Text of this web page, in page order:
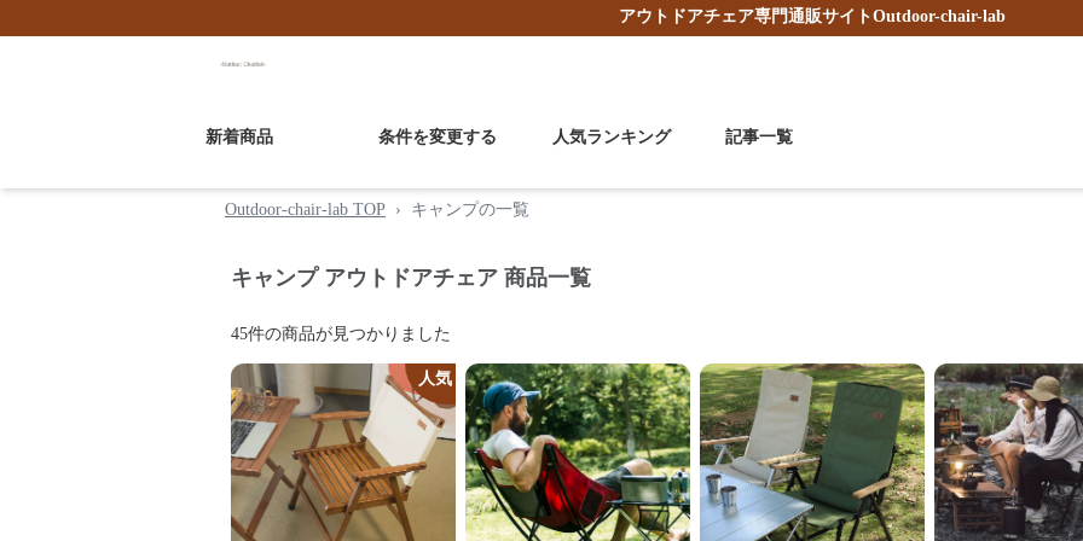
アウトドアチェア専門通販サイトOutdoor-chair-lab
新着商品 条件を変更する 人気ランキング 記事一覧
Outdoor-chair-lab TOP › キャンプの一覧
キャンプ アウトドアチェア 商品一覧
45件の商品が見つかりました
人気